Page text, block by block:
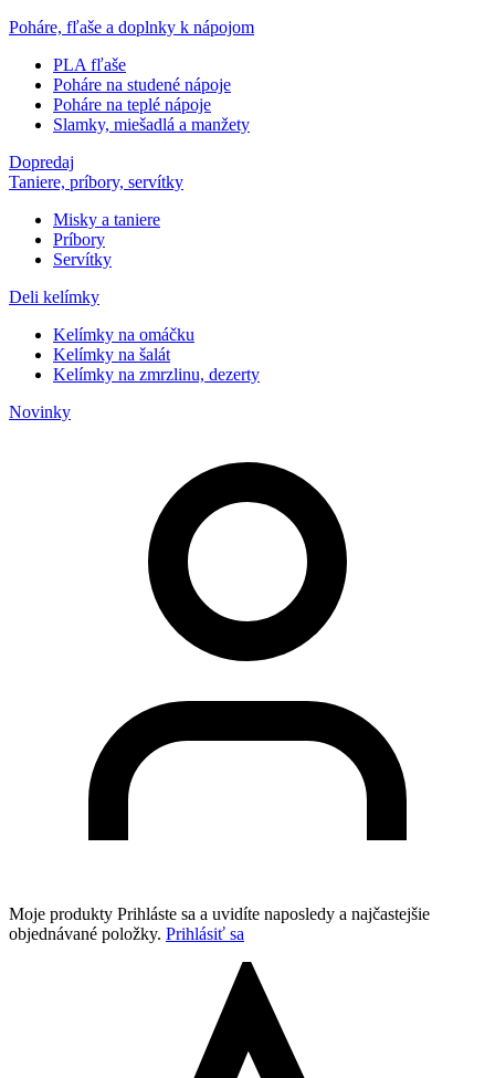
Poháre, fľaše a doplnky k nápojom
PLA fľaše
Poháre na studené nápoje
Poháre na teplé nápoje
Slamky, miešadlá a manžety
Dopredaj
Taniere, príbory, servítky
Misky a taniere
Príbory
Servítky
Deli kelímky
Kelímky na omáčku
Kelímky na šalát
Kelímky na zmrzlinu, dezerty
Novinky
Moje produkty Prihláste sa a uvidíte naposledy a najčastejšie
objednávané položky. Prihlásiť sa